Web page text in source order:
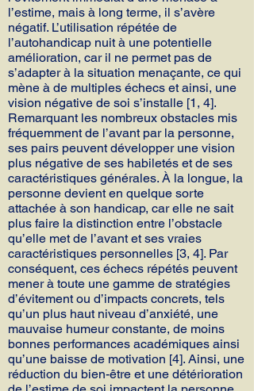
l’estime, mais à long terme, il s’avère
négatif. L’utilisation répétée de
l’autohandicap nuit à une potentielle
amélioration, car il ne permet pas de
s’adapter à la situation menaçante, ce qui
mène à de multiples échecs et ainsi, une
vision négative de soi s’installe [1, 4].
Remarquant les nombreux obstacles mis
fréquemment de l’avant par la personne,
ses pairs peuvent développer une vision
plus négative de ses habiletés et de ses
caractéristiques générales. À la longue, la
personne devient en quelque sorte
attachée à son handicap, car elle ne sait
plus faire la distinction entre l’obstacle
qu’elle met de l’avant et ses vraies
caractéristiques personnelles [3, 4]. Par
conséquent, ces échecs répétés peuvent
mener à toute une gamme de stratégies
d’évitement ou d’impacts concrets, tels
qu’un plus haut niveau d’anxiété, une
mauvaise humeur constante, de moins
bonnes performances académiques ainsi
qu’une baisse de motivation [4]. Ainsi, une
réduction du bien-être et une détérioration